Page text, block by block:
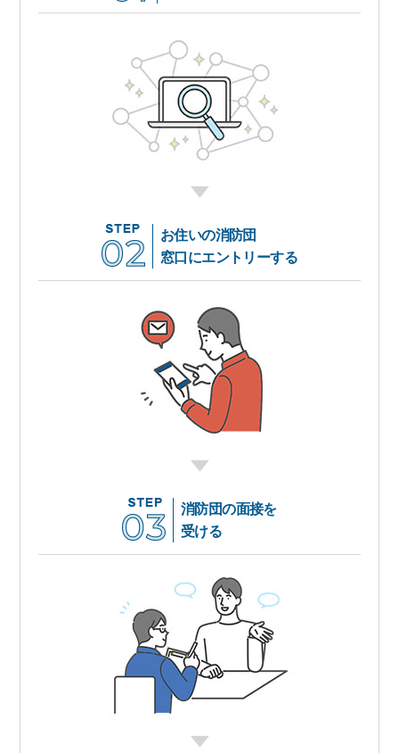
お住いの消防団
窓口にエントリーする
消防団の面接を
受ける